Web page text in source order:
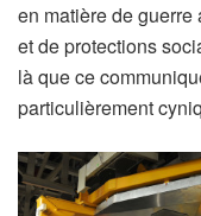
en matière de
et de protections
là que ce
particulièrement